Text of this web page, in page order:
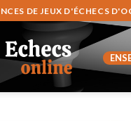
DE JEUX D'ÉCHECS